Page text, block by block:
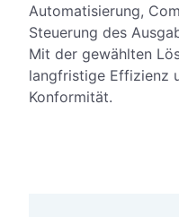
Automatisierung,
Steuerung des
Mit der gewählten
langfristige Effizienz
Konformität.